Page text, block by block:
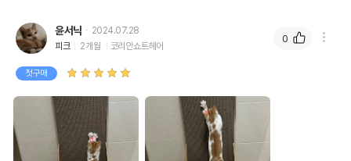
윤서닉
2024.07.28
피크
2개월 코리안쇼트헤어
첫구매
0